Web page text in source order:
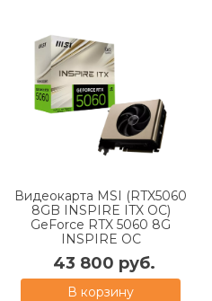
Видеокарта MSI (RTX5060
8GB INSPIRE ITX OC)
GeForce RTX 5060 8G
INSPIRE OC
43 800 руб.
В корзину